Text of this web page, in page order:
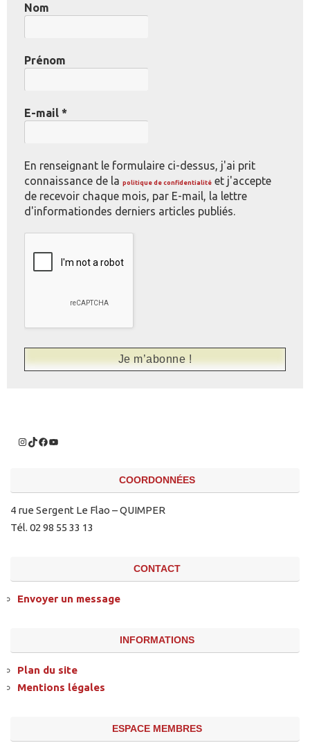
Nom
Prénom
E-mail *
En renseignant le formulaire ci-dessus, j'ai prit
connaissance de la politique de confidentialité et j'accepte
de recevoir chaque mois, par E-mail, la lettre
d'informationdes derniers articles publiés.
COORDONNÉES
4 rue Sergent Le Flao – QUIMPER
Tél. 02 98 55 33 13
CONTACT
Envoyer un message
INFORMATIONS
Plan du site
Mentions légales
ESPACE MEMBRES